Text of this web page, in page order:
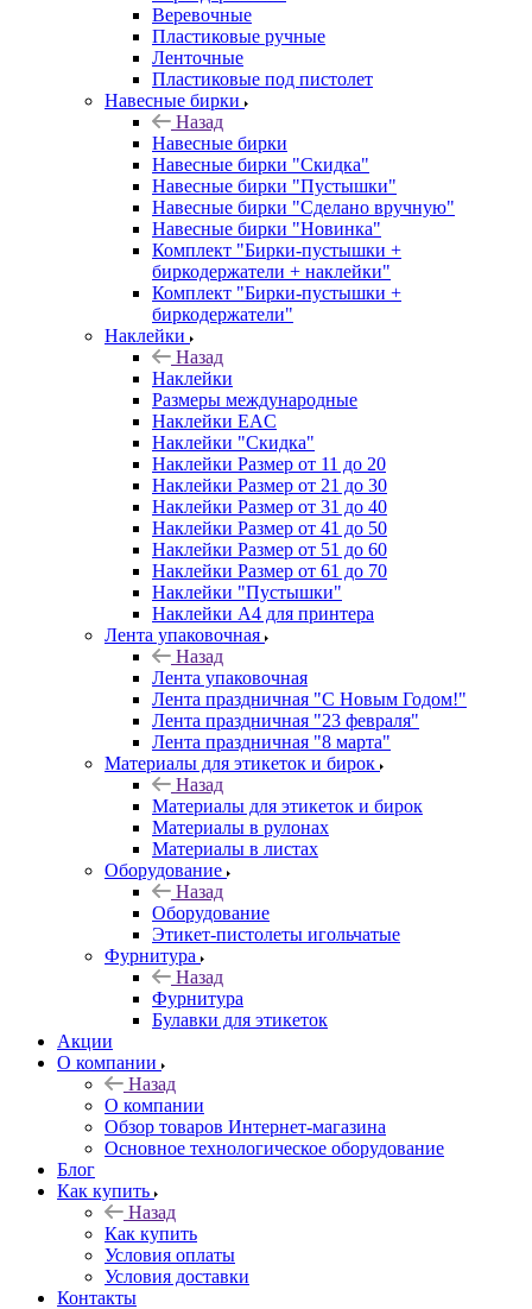
Веревочные
Пластиковые ручные
Ленточные
Пластиковые под пистолет
Навесные бирки
Назад
Навесные бирки
Навесные бирки "Скидка"
Навесные бирки "Пустышки"
Навесные бирки "Сделано вручную"
Навесные бирки "Новинка"
Комплект "Бирки-пустышки +
биркодержатели + наклейки"
Комплект "Бирки-пустышки +
биркодержатели"
Наклейки
Назад
Наклейки
Размеры международные
Наклейки EAC
Наклейки "Скидка"
Наклейки Размер от 11 до 20
Наклейки Размер от 21 до 30
Наклейки Размер от 31 до 40
Наклейки Размер от 41 до 50
Наклейки Размер от 51 до 60
Наклейки Размер от 61 до 70
Наклейки "Пустышки"
Наклейки А4 для принтера
Лента упаковочная
Назад
Лента упаковочная
Лента праздничная "С Новым Годом!"
Лента праздничная "23 февраля"
Лента праздничная "8 марта"
Материалы для этикеток и бирок
Назад
Материалы для этикеток и бирок
Материалы в рулонах
Материалы в листах
Оборудование
Назад
Оборудование
Этикет-пистолеты игольчатые
Фурнитура
Назад
Фурнитура
Булавки для этикеток
Акции
О компании
Назад
О компании
Обзор товаров Интернет-магазина
Основное технологическое оборудование
Блог
Как купить
Назад
Как купить
Условия оплаты
Условия доставки
Контакты